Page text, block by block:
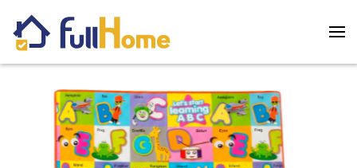
Skip to main content